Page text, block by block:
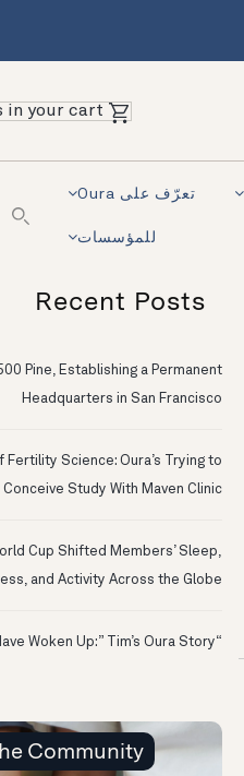
in your cart
تعرّف على Oura
للمؤسسات
Recent Posts
Pine, Establishing a Permanent
Headquarters in San Francisco
Fertility Science: Oura’s Trying to
Conceive Study With Maven Clinic
Cup Shifted Members’ Sleep,
and Activity Across the Globe
“I Might Not Have Woken Up:” Tim’s Oura Story
Community